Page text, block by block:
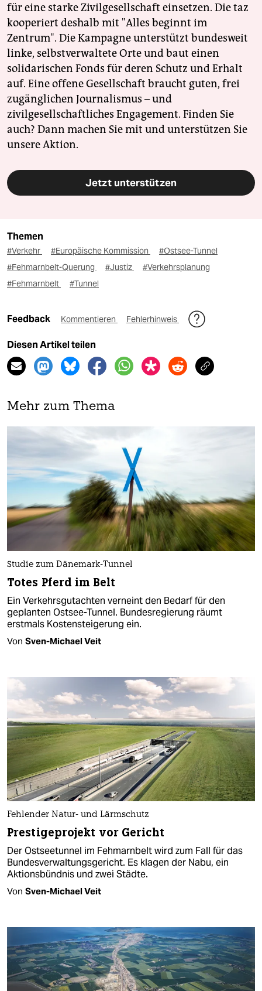
für eine starke Zivilgesellschaft einsetzen. Die taz
kooperiert deshalb mit "Alles beginnt im
Zentrum". Die Kampagne unterstützt bundesweit
linke, selbstverwaltete Orte und baut einen
solidarischen Fonds für deren Schutz und Erhalt
auf. Eine offene Gesellschaft braucht guten, frei
zugänglichen Journalismus – und
zivilgesellschaftliches Engagement. Finden Sie
auch? Dann machen Sie mit und unterstützen Sie
unsere Aktion.
Jetzt unterstützen
Themen
#Verkehr #Europäische Kommission
#Ostsee-Tunnel
#Fehmarnbelt-Querung
#Justiz
#Verkehrsplanung
#Fehmarnbelt
#Tunnel
Feedback Kommentieren Fehlerhinweis
Diesen Artikel teilen
Mehr zum Thema
Studie zum Dänemark-Tunnel
Totes Pferd im Belt
Ein Verkehrsgutachten verneint den Bedarf für den
geplanten Ostsee-Tunnel. Bundesregierung räumt
erstmals Kostensteigerung ein.
Von Sven-Michael Veit
Fehlender Natur- und Lärmschutz
Prestigeprojekt vor Gericht
Der Ostseetunnel im Fehmarnbelt wird zum Fall für das
Bundesverwaltungsgericht. Es klagen der Nabu, ein
Aktionsbündnis und zwei Städte.
Von Sven-Michael Veit